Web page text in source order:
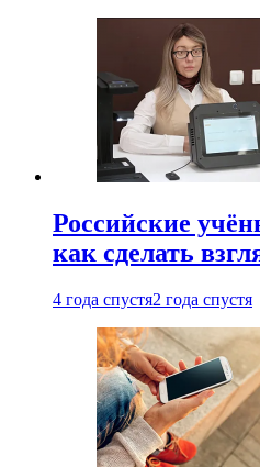
Российские
как сделать
4 года спустя2 года спустя